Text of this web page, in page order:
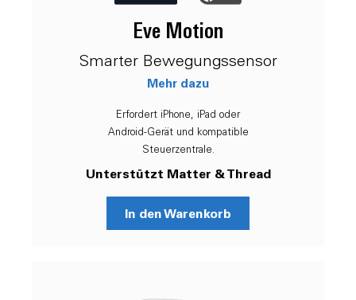
Eve Motion
Smarter Bewegungssensor
Mehr dazu
Erfordert iPhone, iPad oder
Android-Gerät und kompatible
Steuerzentrale.
Unterstützt Matter & Thread
In den Warenkorb